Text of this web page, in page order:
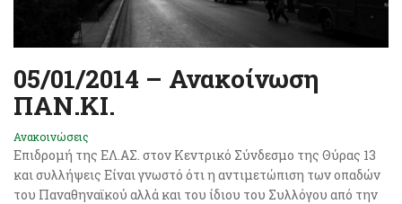
05/01/2014 – Ανακοίνωση
ΠΑΝ.ΚΙ.
Ανακοινώσεις
Επιδρομή της ΕΛ.ΑΣ. στον Κεντρικό Σύνδεσμο της Θύρας 13
και συλλήψεις Είναι γνωστό ότι η αντιμετώπιση των οπαδών
του Παναθηναϊκού αλλά και του ίδιου του Συλλόγου από την